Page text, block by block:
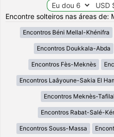
Encontre solteiros nas áreas de:
Encontros Béni Mellal-Khénifra
Encontros Doukkala-Abda
Encontros Fès-Meknès
Encontros Laâyoune-Sakia El
Encontros Meknès-
Encontros Rabat-Salé-
Encontros Souss-Massa